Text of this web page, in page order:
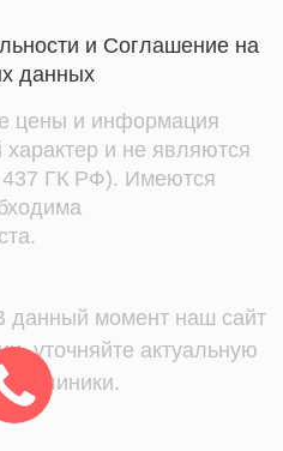
и Соглашение на
данных
цены и информация
и не являются
437 ГК РФ). Имеются
данный момент наш сайт
уточняйте актуальную
клиники.